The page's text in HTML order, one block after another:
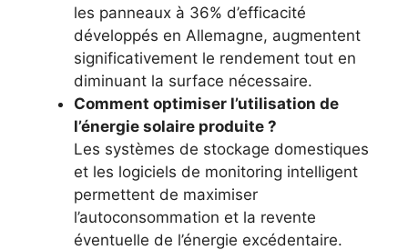
les panneaux à 36% d’efficacité
développés en Allemagne, augmentent
significativement le rendement tout en
diminuant la surface nécessaire.
Comment optimiser l’utilisation de
l’énergie solaire produite ?
Les systèmes de stockage domestiques
et les logiciels de monitoring intelligent
permettent de maximiser
l’autoconsommation et la revente
éventuelle de l’énergie excédentaire.